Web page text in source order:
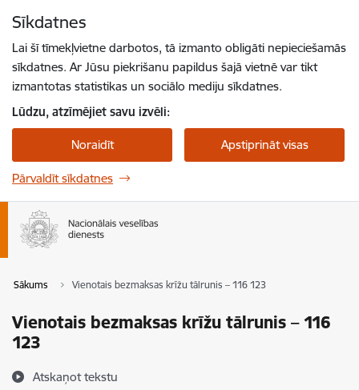
Sīkdatnes
Lai šī tīmekļvietne darbotos, tā izmanto obligāti nepieciešamās
sīkdatnes. Ar Jūsu piekrišanu papildus šajā vietnē var tikt
izmantotas statistikas un sociālo mediju sīkdatnes.
Lūdzu, atzīmējiet savu izvēli:
Noraidīt Apstiprināt visas
Pārvaldīt sīkdatnes
Sākums Vienotais bezmaksas krīžu tālrunis – 116 123
Vienotais bezmaksas krīžu tālrunis – 116
123
Atskaņot tekstu